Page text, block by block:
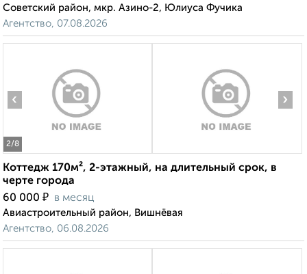
Советский район, мкр. Азино-2, Юлиуса Фучика
Агентство, 07.08.2026
2/8
‹ ›
Коттедж 170м², 2-этажный, на длительный срок, в
черте города
60 000 ₽ в месяц
Авиастроительный район, Вишнёвая
Агентство, 06.08.2026